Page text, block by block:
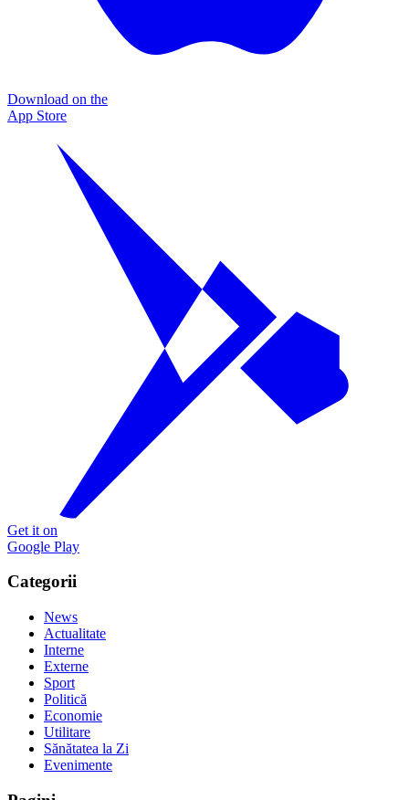
Download on the
App Store
Get it on
Google Play
Categorii
News
Actualitate
Interne
Externe
Sport
Politică
Economie
Utilitare
Sănătatea la Zi
Evenimente